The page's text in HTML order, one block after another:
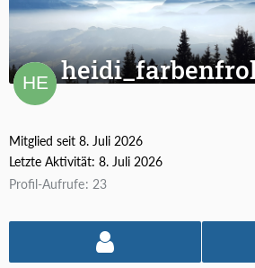
Mitglied seit 8. Juli 2026
Letzte Aktivität: 8. Juli 2026
Profil-Aufrufe 23